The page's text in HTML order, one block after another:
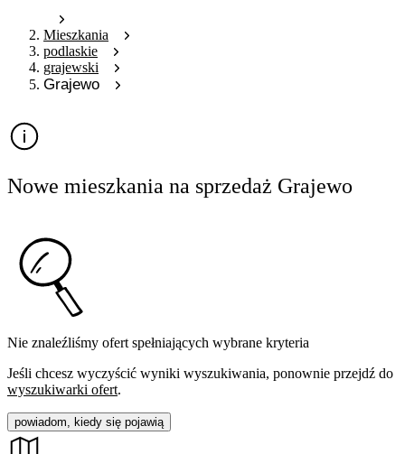
Mieszkania
podlaskie
grajewski
Grajewo
Nowe mieszkania na sprzedaż Grajewo
Nie znaleźliśmy ofert spełniających wybrane kryteria
Jeśli chcesz wyczyścić wyniki wyszukiwania, ponownie przejdź do
wyszukiwarki ofert.
powiadom, kiedy się pojawią